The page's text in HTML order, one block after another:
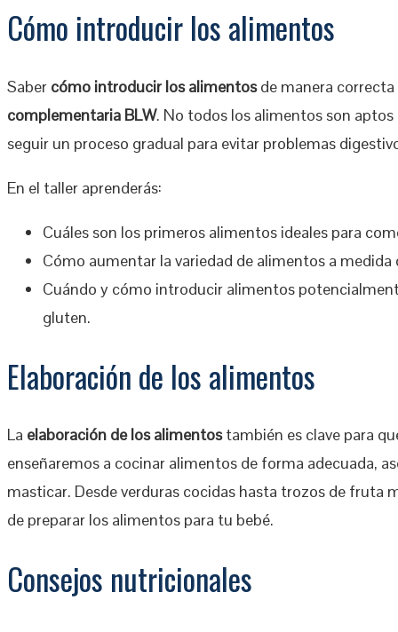
Cómo introducir los alimentos
Saber cómo introducir los alimentosde manera
complementaria BLW. No todos los alimentos son
seguir un proceso gradual para evitar problemas
En el taller aprenderás:
Cuáles son los primeros alimentos ideales para
Cómo aumentar la variedad de alimentos a medida
Cuándo y cómo introducir alimentos
gluten.
Elaboración de los alimentos
La elaboración de los alimentostambién es clave para
enseñaremos a cocinar alimentos de forma adecuada,
masticar. Desde verduras cocidas hasta trozos de fruta
de preparar los alimentos para tu bebé.
Consejos nutricionales